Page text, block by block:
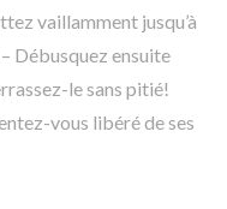
vaillamment jusqu’à
Débusquez ensuite
le sans pitié!
vous libéré de ses